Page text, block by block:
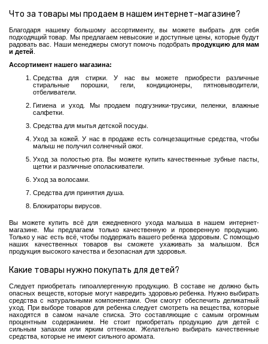
и
Средства
для
мытья
детской
посуды
кожей
Уход
полостью
волосами
Средства
купания
Блокираторы
вирусов
Здоровье
Хозтовары
Товары
для
животных
Прочее
Что за товары мы продаем в нашем интернет-магазине?
Благодаря нашему большому ассортименту, вы можете выбрать для себя
подходящий товар. Мы предлагаем невысокие и доступные цены, которые будут
радовать вас. Наши менеджеры смогут помочь подобратьпродукцию для мам
и детей
Ассортимент нашего магазина:
Средства для стирки. У нас вы можете приобрести различные
стиральные порошки, гели, кондиционеры, пятновыводители,
отбеливатели.
Гигиена и уход. Мы продаем подгузники-трусики, пеленки, влажные
салфетки.
Средства для мытья детской посуды.
Уход за кожей. У нас в продаже есть солнцезащитные средства, чтобы
малыш не получил солнечный ожог.
Уход за полостью рта. Вы можете купить качественные зубные пасты,
щетки и различные ополаскиватели.
Уход за волосами.
Средства для принятия душа.
Блокираторы вирусов.
Вы можете купить всё для ежедневного ухода малыша в нашем интернет-
магазине. Мы предлагаем только качественную и проверенную продукцию.
Только у нас есть всё, чтобы поддержать вашего ребенка здоровым. С помощью
наших качественных товаров вы сможете ухаживать за малышом. Вся
продукция высокого качества и безопасная для здоровья.
Какие товары нужно покупать для детей?
Следует приобретать гипоаллергенную продукцию. В составе не должно быть
опасных веществ, которые могут навредить здоровью ребенка. Нужно выбирать
средства с натуральными компонентами. Они смогут обеспечить деликатный
уход. При выборе товаров для ребенка следует смотреть на вещества, которые
находятся в самом начале списка. Это составляющие с самым огромным
процентным содержанием. Не стоит приобретать продукцию для детей с
сильным запахом или ярким оттенком. Желательно выбирать качественные
средства, которые не имеют сильного аромата.